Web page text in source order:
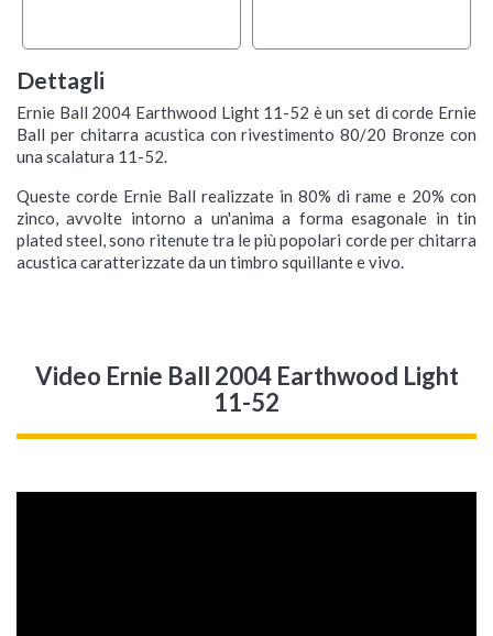
Dettagli
Ernie Ball 2004 Earthwood Light 11-52 è un set di corde Ernie
Ball per chitarra acustica con rivestimento 80/20 Bronze con
una scalatura 11-52.
Queste corde Ernie Ball realizzate in 80% di rame e 20% con
zinco, avvolte intorno a un'anima a forma esagonale in tin
plated steel, sono ritenute tra le più popolari corde per chitarra
acustica caratterizzate da un timbro squillante e vivo.
Video Ernie Ball 2004 Earthwood Light
11-52